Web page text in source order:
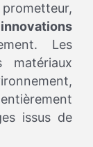
prometteur,
innovations
Les
matériaux
issus de